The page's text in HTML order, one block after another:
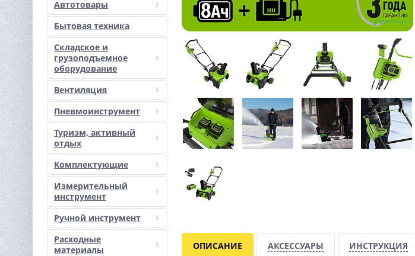
Автотовары
Бытовая техника
Складское и
грузоподъемное
оборудование
Вентиляция
Пневмоинструмент
Туризм, активный
отдых
Комплектующие
Измерительный
инструмент
Ручной инструмент
Расходные
материалы
ОПИСАНИЕ АКСЕССУАРЫ ИНСТРУКЦИЯ